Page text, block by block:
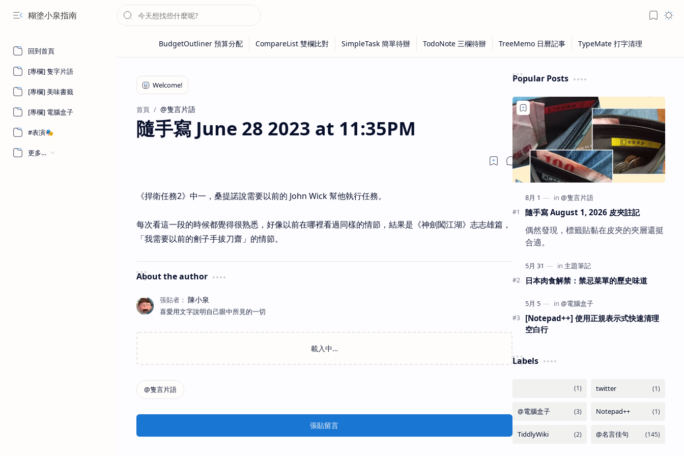
糊塗小泉指南
回到首頁
[專欄] 隻字片語
[專欄] 美味書籤
[專欄] 電腦盒子
#表演🎭
更多…
首頁 @隻言片語
隨手寫 June 28 2023 at 11:35PM
《捍衛任務2》中一，桑提諾說需要以前的 John Wick 幫他執行任務。
每次看這一段的時候都覺得很熟悉，好像以前在哪裡看過同樣的情節，結果是《神劍闖江湖》志志雄篇，
「我需要以前的劊子手拔刀齋」的情節。
About the author
喜愛用文字說明自己眼中所見的一切
張貼留言
Popular Posts
隨手寫 August 1, 2026 皮夾註記
偶然發現，標籤貼黏在皮夾的夾層還挺
合適。
日本肉食解禁：禁忌菜單的歷史味道
[Notepad++] 使用正規表示式快速清理
空白行
Labels